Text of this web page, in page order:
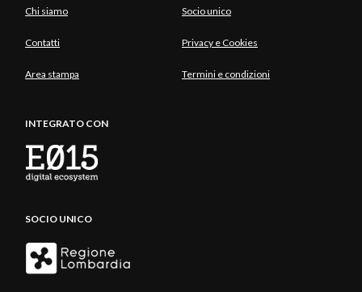
Chi siamo Socio unico
Contatti Privacy e Cookies
Area stampa Termini e condizioni
INTEGRATO CON
SOCIO UNICO